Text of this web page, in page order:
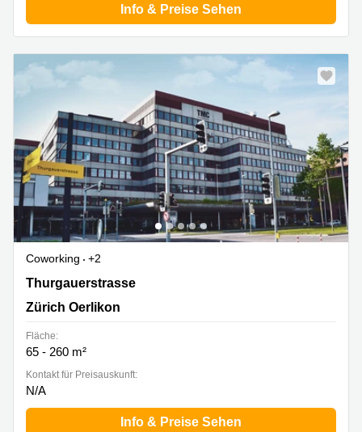
Info & Preise Sehen
Coworking
+2
Thurgauerstrasse 117, Zürich Oerlikon
Thurgauerstrasse
Zürich Oerlikon
Fläche:
65 - 260 m²
Kontakt für Preisauskunft:
N/A
Info & Preise Sehen